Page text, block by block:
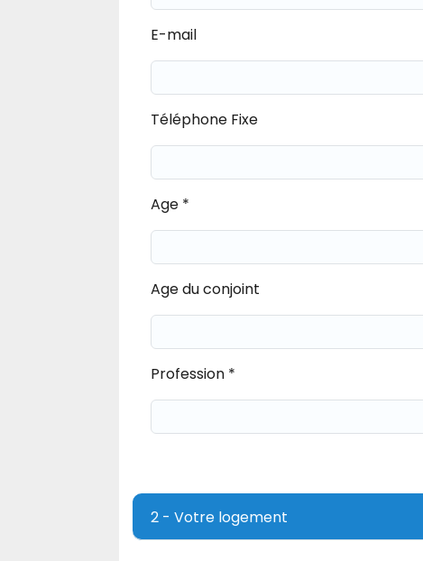
E-mail
Téléphone Fixe
Age *
Age du conjoint
Profession *
2 - Votre logement